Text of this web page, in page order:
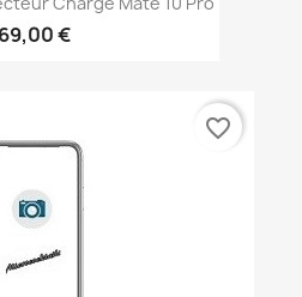
69,00 €
favorite_border